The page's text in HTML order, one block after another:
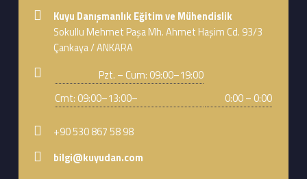
Address:
Kuyu Danışmanlık Eğitim ve Mühendislik
Sokullu Mehmet Paşa Mh. Ahmet Haşim Cd. 93/3
Çankaya / ANKARA
Pzt. – Cum: 09:00–19:00
Cmt: 09:00–13:00–
0:00 – 0:00
Phone number:
+90 530 867 58 98
Email address:
bilgi@kuyudan.com